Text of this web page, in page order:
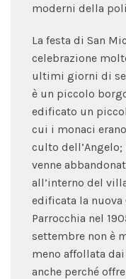
moderni della
La festa di San
celebrazione
ultimi giorni di
è un piccolo
edificato un
cui i monaci
culto
venne
all’interno del
edificata la
Parrocchia nel
settembre non è
meno affollata
anche perché